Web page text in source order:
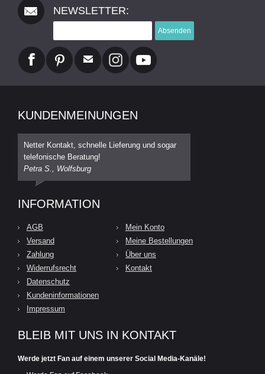
NEWSLETTER:
Absenden
KUNDENMEINUNGEN
Netter Kontakt, schnelle Lieferung und sogar
telefonische Beratung!
Petra S., Wolfsburg
INFORMATION
AGB
Versand
Zahlung
Widerrufsrecht
Datenschutz
Kundeninformationen
Impressum
Mein Konto
Meine Bestellungen
Über uns
Kontakt
BLEIB MIT UNS IN KONTAKT
Werde jetzt Fan auf einem unserer Social Media-Kanäle!